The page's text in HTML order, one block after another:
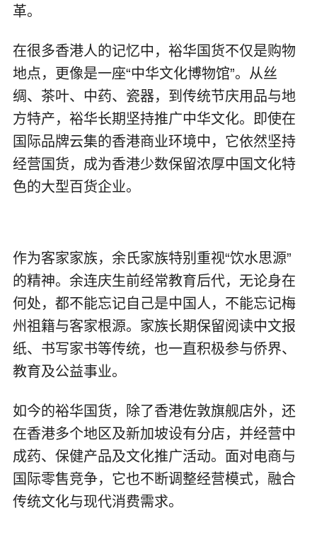
革。
在很多香港人的记忆中，裕华国货不仅是购物
地点，更像是一座“中华文化博物馆”。从丝
绸、茶叶、中药、瓷器，到传统节庆用品与地
方特产，裕华长期坚持推广中华文化。即使在
国际品牌云集的香港商业环境中，它依然坚持
经营国货，成为香港少数保留浓厚中国文化特
色的大型百货企业。
作为客家家族，余氏家族特别重视“饮水思源”
的精神。余连庆生前经常教育后代，无论身在
何处，都不能忘记自己是中国人，不能忘记梅
州祖籍与客家根源。家族长期保留阅读中文报
纸、书写家书等传统，也一直积极参与侨界、
教育及公益事业。
如今的裕华国货，除了香港佐敦旗舰店外，还
在香港多个地区及新加坡设有分店，并经营中
成药、保健产品及文化推广活动。面对电商与
国际零售竞争，它也不断调整经营模式，融合
传统文化与现代消费需求。